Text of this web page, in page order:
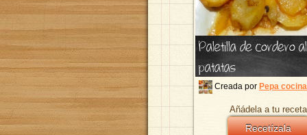
Paletilla de cordero
patatas
Creada por Pepa cocina
Añádela a tu
Recetízala